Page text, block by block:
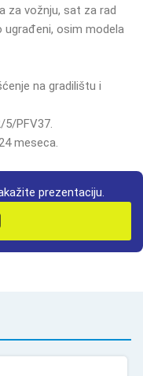
za vožnju, sat za rad
osim modela
na gradilištu i
5/PFV37.
meseca.
prezentaciju.